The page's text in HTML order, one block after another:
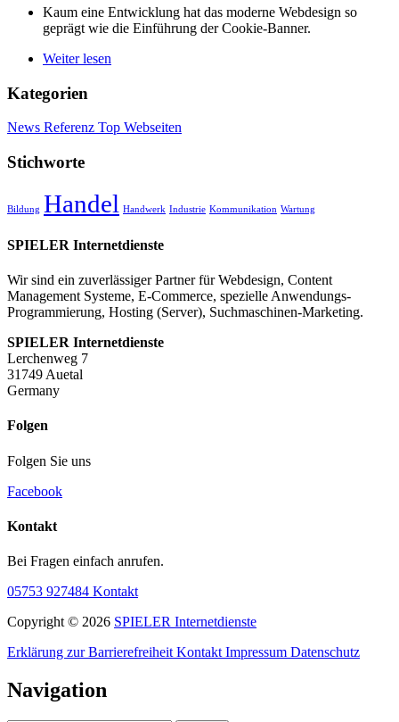
Kaum eine Entwicklung hat das moderne Webdesign so
geprägt wie die Einführung der Cookie-Banner.
Weiter lesen
Kategorien
News Referenz Top Webseiten
Stichworte
Bildung Handel Handwerk Industrie Kommunikation Wartung
SPIELER Internetdienste
Wir sind ein zuverlässiger Partner für Webdesign, Content
Management Systeme, E-Commerce, spezielle Anwendungs-
Programmierung, Hosting (Server), Suchmaschinen-Marketing.
SPIELER Internetdienste
Lerchenweg 7
31749 Auetal
Germany
Folgen
Folgen Sie uns
Facebook
Kontakt
Bei Fragen einfach anrufen.
05753 927484 Kontakt
Copyright © 2026 SPIELER Internetdienste
Erklärung zur Barrierefreiheit Kontakt Impressum Datenschutz
Navigation